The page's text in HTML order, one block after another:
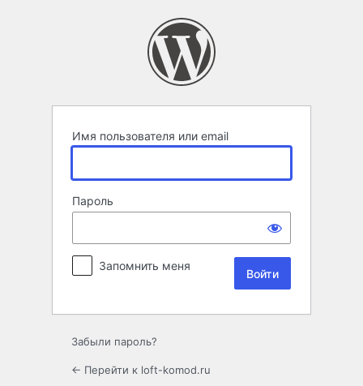
Имя пользователя или email
Пароль
Запомнить меня
Забыли пароль?
← Перейти к loft-komod.ru